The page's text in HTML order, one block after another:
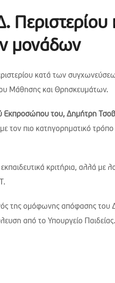
Περιστερίου
μονάδων
κατά των
Μάθησης και Θρησκευμάτων.
Εκπροσώπου του, Δημήτρη
τον πιο κατηγορηματικό
κριτήρια, αλλά με
της ομόφωνης απόφασης του
από το Υπουργείο Παιδείας.